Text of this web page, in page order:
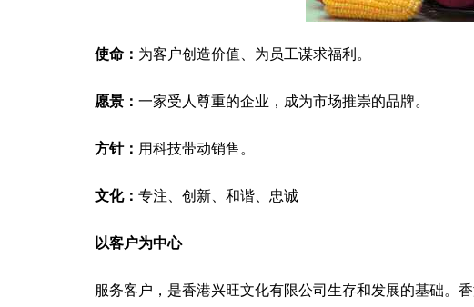
使命： 为客户创造价值、为员工谋求福利。
愿景： 一家受人尊重的企业，成为市场推崇的品牌。
方针： 用科技带动销售。
文化： 专注、创新、和谐、忠诚
以客户为中心
服务客户，是香港兴旺文化有限公司生存和发展的基础。